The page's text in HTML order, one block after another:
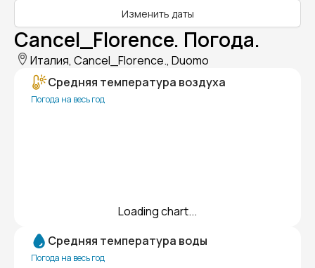
Изменить даты
Cancel_Florence. Погода.
Италия, Cancel_Florence., Duomo
Средняя температура воздуха
Погода на весь год
Loading chart...
Средняя температура воды
Погода на весь год